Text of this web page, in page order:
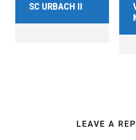
SC URBACH II
LEAVE A